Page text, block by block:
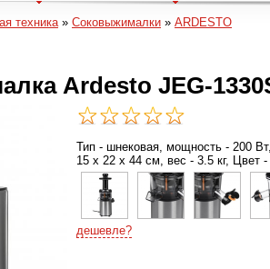
техника» Соковыжималки » ARDESTO
Ardesto JEG-
Тип - шнековая, мощность - 200
15 х 22 х 44 см, вес - 3.5 кг,
дешевле?